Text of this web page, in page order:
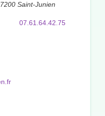
Saint-Junien
07.61.64.42.75